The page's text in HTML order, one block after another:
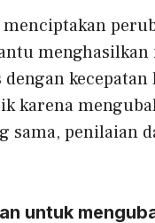
karena
sama, penilaian
untuk